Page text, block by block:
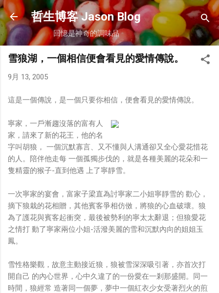
跳到主要內容
哲生博客 Jason Blog
回憶是神奇的調味品
雪狼湖，一個相信便會看見的愛情傳說。
9月 13, 2005
這是一個傳說，是一個只要你相信，便會看見的愛情傳說。
寧家，一戶漸趨沒落的富有人
家，請來了新的花王，他的名
字叫胡狼， 一個沉默寡言、又不懂與人溝通卻又全心愛花惜花
的人。陪伴他走每 一個孤獨步伐的，就是各種美麗的花朵和一
隻精靈的猴子-直到他遇 上了寧靜雪。
一次寧家的宴會，富家子梁直為討寧家二小姐寧靜雪的 歡心，
摘下狼栽的花相贈，其他賓客爭相仿傚，將狼的心血破壞。狼
為了護花與賓客起衝突，最後被勢利的寧太太辭退；但狼愛花
之情打 動了寧家兩位小姐-活潑美麗的雪和沉默內向的姐姐玉
鳳。
雪性格樂觀，故意主動接近狼，狼被雪深深吸引著，亦首次打
開自己 的內心世界，心中久違了的一份愛在一剎那盛開。同一
時間，狼經常 造著同一個夢，夢中一個紅衣少女受著烈火的煎